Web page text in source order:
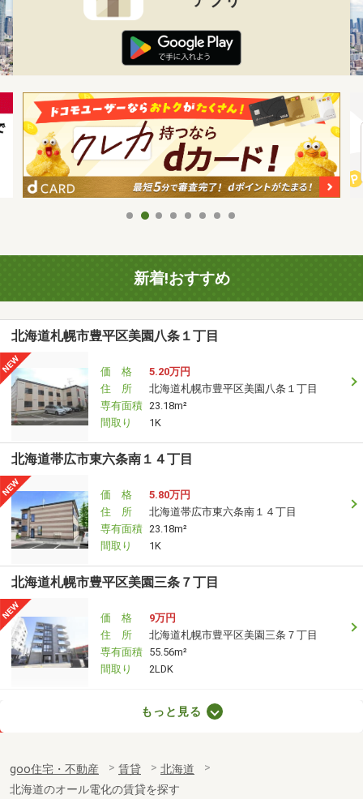
新着!おすすめ
北海道札幌市豊平区美園八条１丁目
価 格
5.20万円
住 所
北海道札幌市豊平区美園八条１丁目
専有面積 23.18m²
間取り
1K
北海道帯広市東六条南１４丁目
価 格
5.80万円
住 所
北海道帯広市東六条南１４丁目
専有面積 23.18m²
間取り
1K
北海道札幌市豊平区美園三条７丁目
価 格
9万円
住 所
北海道札幌市豊平区美園三条７丁目
専有面積 55.56m²
間取り
2LDK
北海道札幌市中央区南十六条西６
専有面積
44.01m²
間取り
1LDK
もっと見る
goo住宅・不動産 賃貸
北海道
北海道のオール電化の賃貸を探す